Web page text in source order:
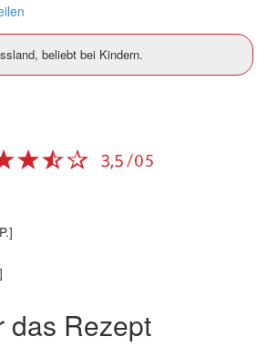
beliebt bei Kindern.
das Rezept